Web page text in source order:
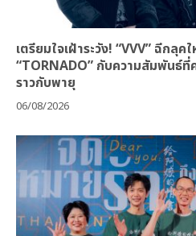
เตรียมใจเฝ้าระวัง! “VVV” ฉีกลุค
“TORNADO” กับความสัมพันธ์ที่
ราวกับพายุ
06/08/2026